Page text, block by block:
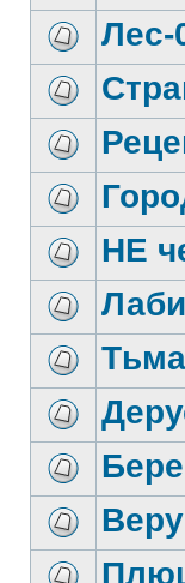
Лес-
НЕ